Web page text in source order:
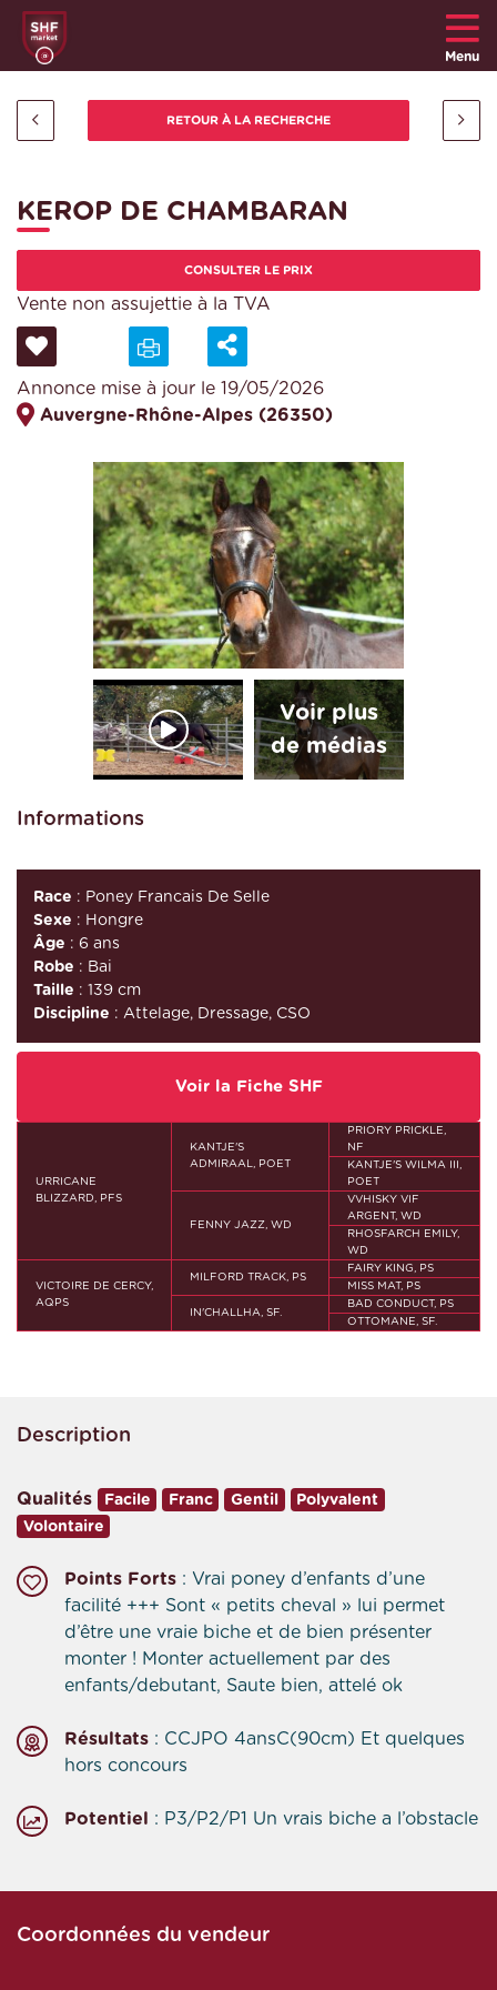
Menu
KEROP DE CHAMBARAN
CONSULTER LE PRIX
Vente non assujettie à la TVA
Annonce mise à jour le 19/05/2026
Auvergne-Rhône-Alpes (26350)
Informations
Race : Poney Francais De Selle
Sexe : Hongre
Âge : 6 ans
Robe : Bai
Taille : 139 cm
Discipline : Attelage, Dressage, CSO
Voir la Fiche SHF
URRICANE
BLIZZARD, PFS
KANTJE'S
ADMIRAAL, POET
PRIORY PRICKLE,
NF
KANTJE'S WILMA III,
POET
FENNY JAZZ, WD
VVHISKY VIF
ARGENT, WD
RHOSFARCH EMILY,
WD
VICTOIRE DE CERCY,
AQPS
MILFORD TRACK, PS
FAIRY KING, PS
MISS MAT, PS
IN'CHALLHA, SF.
BAD CONDUCT, PS
OTTOMANE, SF.
Description
Qualités Facile Franc Gentil
Polyvalent
Volontaire
Points Forts : Vrai poney d’enfants d’une
facilité +++ Sont « petits cheval » lui permet
d’être une vraie biche et de bien présenter
monter ! Monter actuellement par des
enfants/debutant, Saute bien, attelé ok
Résultats : CCJPO 4ansC(90cm) Et quelques
hors concours
Potentiel : P3/P2/P1 Un vrais biche a l’obstacle
Coordonnées du vendeur